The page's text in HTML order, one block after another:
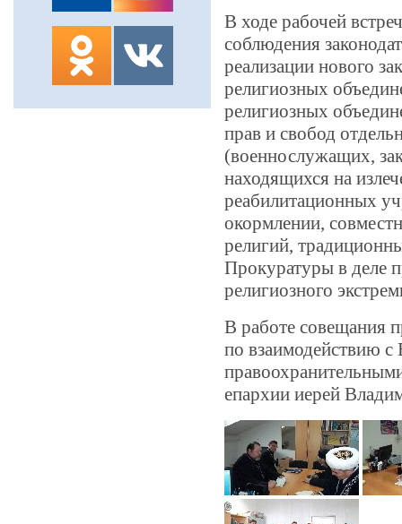
В ходе рабочей
соблюдения
реализации нового
религиозных
религиозных
прав и свобод
(военнослужащих,
находящихся на
реабилитационных
окормлении,
религий,
Прокуратуры в деле
религиозного
В работе совещания
по взаимодействию
епархии иерей